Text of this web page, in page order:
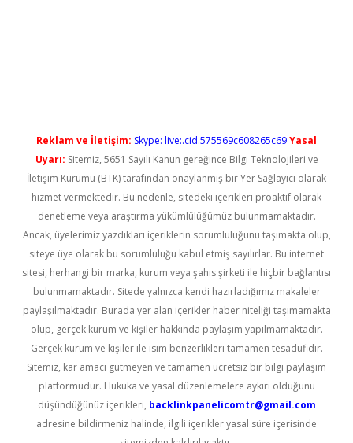
Reklam ve İletişim: Skype: live:.cid.575569c608265c69Yasal
Uyarı: Sitemiz, 5651 Sayılı Kanun gereğince Bilgi Teknolojileri ve
İletişim Kurumu (BTK) tarafından onaylanmış bir Yer Sağlayıcı olarak
hizmet vermektedir. Bu nedenle, sitedeki içerikleri proaktif olarak
denetleme veya araştırma yükümlülüğümüz bulunmamaktadır.
Ancak, üyelerimiz yazdıkları içeriklerin sorumluluğunu taşımakta olup,
siteye üye olarak bu sorumluluğu kabul etmiş sayılırlar. Bu internet
sitesi, herhangi bir marka, kurum veya şahıs şirketi ile hiçbir bağlantısı
bulunmamaktadır. Sitede yalnızca kendi hazırladığımız makaleler
paylaşılmaktadır. Burada yer alan içerikler haber niteliği taşımamakta
olup, gerçek kurum ve kişiler hakkında paylaşım yapılmamaktadır.
Gerçek kurum ve kişiler ile isim benzerlikleri tamamen tesadüfidir.
Sitemiz, kar amacı gütmeyen ve tamamen ücretsiz bir bilgi paylaşım
platformudur. Hukuka ve yasal düzenlemelere aykırı olduğunu
düşündüğünüz içerikleri, backlinkpanelicomtr@gmail.com
adresine bildirmeniz halinde, ilgili içerikler yasal süre içerisinde